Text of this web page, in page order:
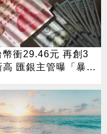
幣衝29.46元 再創3
高 匯銀主管曝「暴
因